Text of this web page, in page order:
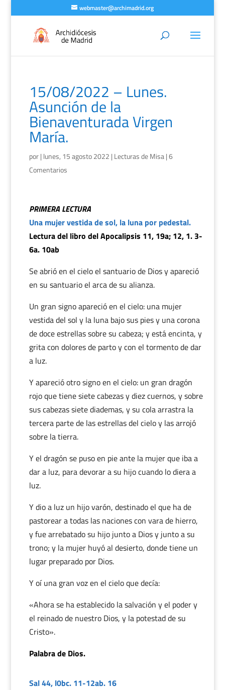
webmaster@archimadrid.org
15/08/2022 – Lunes.
Asunción de la
Bienaventurada Virgen
María.
por| lunes, 15 agosto 2022 | Lecturas de Misa|6
Comentarios
PRIMERA LECTURA
Una mujer vestida de sol, la luna por pedestal.
Lectura del libro del Apocalipsis 11, 19a; 12, 1. 3-
6a. 10ab
Se abrió en el cielo el santuario de Dios y apareció
en su santuario el arca de su alianza.
Un gran signo apareció en el cielo: una mujer
vestida del sol y la luna bajo sus pies y una corona
de doce estrellas sobre su cabeza; y está encinta, y
grita con dolores de parto y con el tormento de dar
a luz.
Y apareció otro signo en el cielo: un gran dragón
rojo que tiene siete cabezas y diez cuernos, y sobre
sus cabezas siete diademas, y su cola arrastra la
tercera parte de las estrellas del cielo y las arrojó
sobre la tierra.
Y el dragón se puso en pie ante la mujer que iba a
dar a luz, para devorar a su hijo cuando lo diera a
luz.
Y dio a luz un hijo varón, destinado el que ha de
pastorear a todas las naciones con vara de hierro,
y fue arrebatado su hijo junto a Dios y junto a su
trono; y la mujer huyó al desierto, donde tiene un
lugar preparado por Dios.
Y oí una gran voz en el cielo que decía:
«Ahora se ha establecido la salvación y el poder y
el reinado de nuestro Dios, y la potestad de su
Cristo».
Palabra de Dios.
Sal 44, l0bc. 11-12ab. 16